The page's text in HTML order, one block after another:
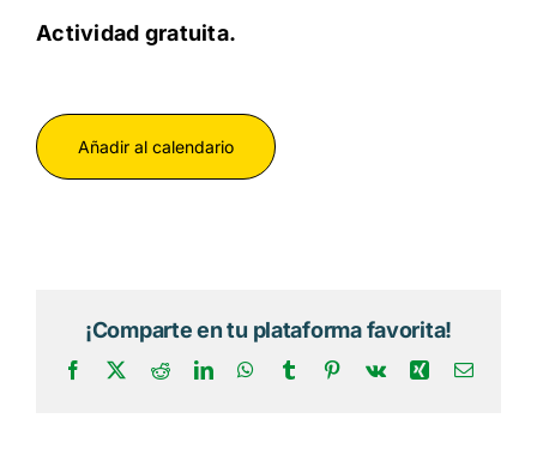
Actividad gratuita.
Añadir al calendario
¡Comparte en tu plataforma favorita!
Facebook RedditLinkedInWhatsApp
Tumblr Pinterest
Vk XingCorreo